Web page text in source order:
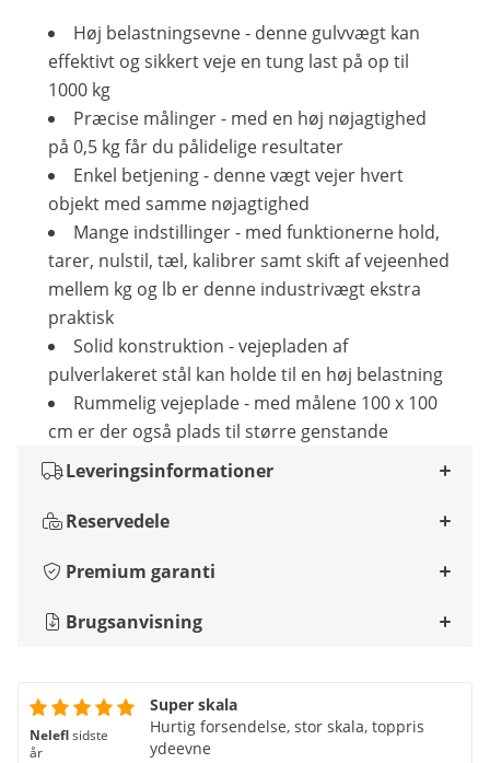
Høj belastningsevne - denne gulvvægt kan
effektivt og sikkert veje en tung last på op til
1000 kg
Præcise målinger - med en høj nøjagtighed
på 0,5 kg får du pålidelige resultater
Enkel betjening - denne vægt vejer hvert
objekt med samme nøjagtighed
Mange indstillinger - med funktionerne hold,
tarer, nulstil, tæl, kalibrer samt skift af vejeenhed
mellem kg og lb er denne industrivægt ekstra
praktisk
Solid konstruktion - vejepladen af
pulverlakeret stål kan holde til en høj belastning
Rummelig vejeplade - med målene 100 x 100
cm er der også plads til større genstande
Leveringsinformationer
Reservedele
Premium garanti
Brugsanvisning
Neleflsidste
år
Super skala
Hurtig forsendelse, stor skala, toppris
ydeevne